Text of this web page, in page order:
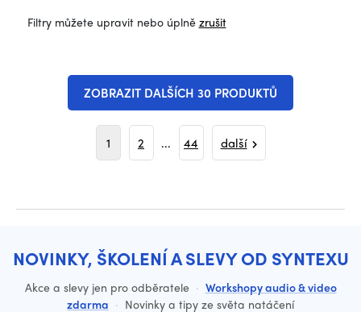
Filtry můžete upravit nebo úplně zrušit
ZOBRAZIT DALŠÍCH 30 PRODUKTŮ
1 2 ... 44 další
NOVINKY, ŠKOLENÍ A SLEVY OD SYNTEXU
Akce a slevy jen pro odběratele · Workshopy audio & video
zdarma · Novinky a tipy ze světa natáčení